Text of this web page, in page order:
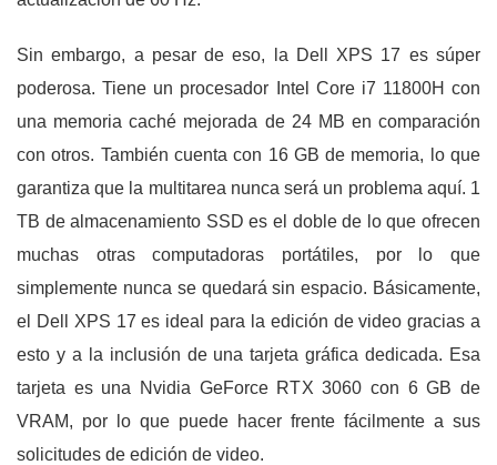
Sin embargo, a pesar de eso, la Dell XPS 17 es súper
poderosa. Tiene un procesador Intel Core i7 11800H con
una memoria caché mejorada de 24 MB en comparación
con otros. También cuenta con 16 GB de memoria, lo que
garantiza que la multitarea nunca será un problema aquí. 1
TB de almacenamiento SSD es el doble de lo que ofrecen
muchas otras computadoras portátiles, por lo que
simplemente nunca se quedará sin espacio. Básicamente,
el Dell XPS 17 es ideal para la edición de video gracias a
esto y a la inclusión de una tarjeta gráfica dedicada. Esa
tarjeta es una Nvidia GeForce RTX 3060 con 6 GB de
VRAM, por lo que puede hacer frente fácilmente a sus
solicitudes de edición de video.